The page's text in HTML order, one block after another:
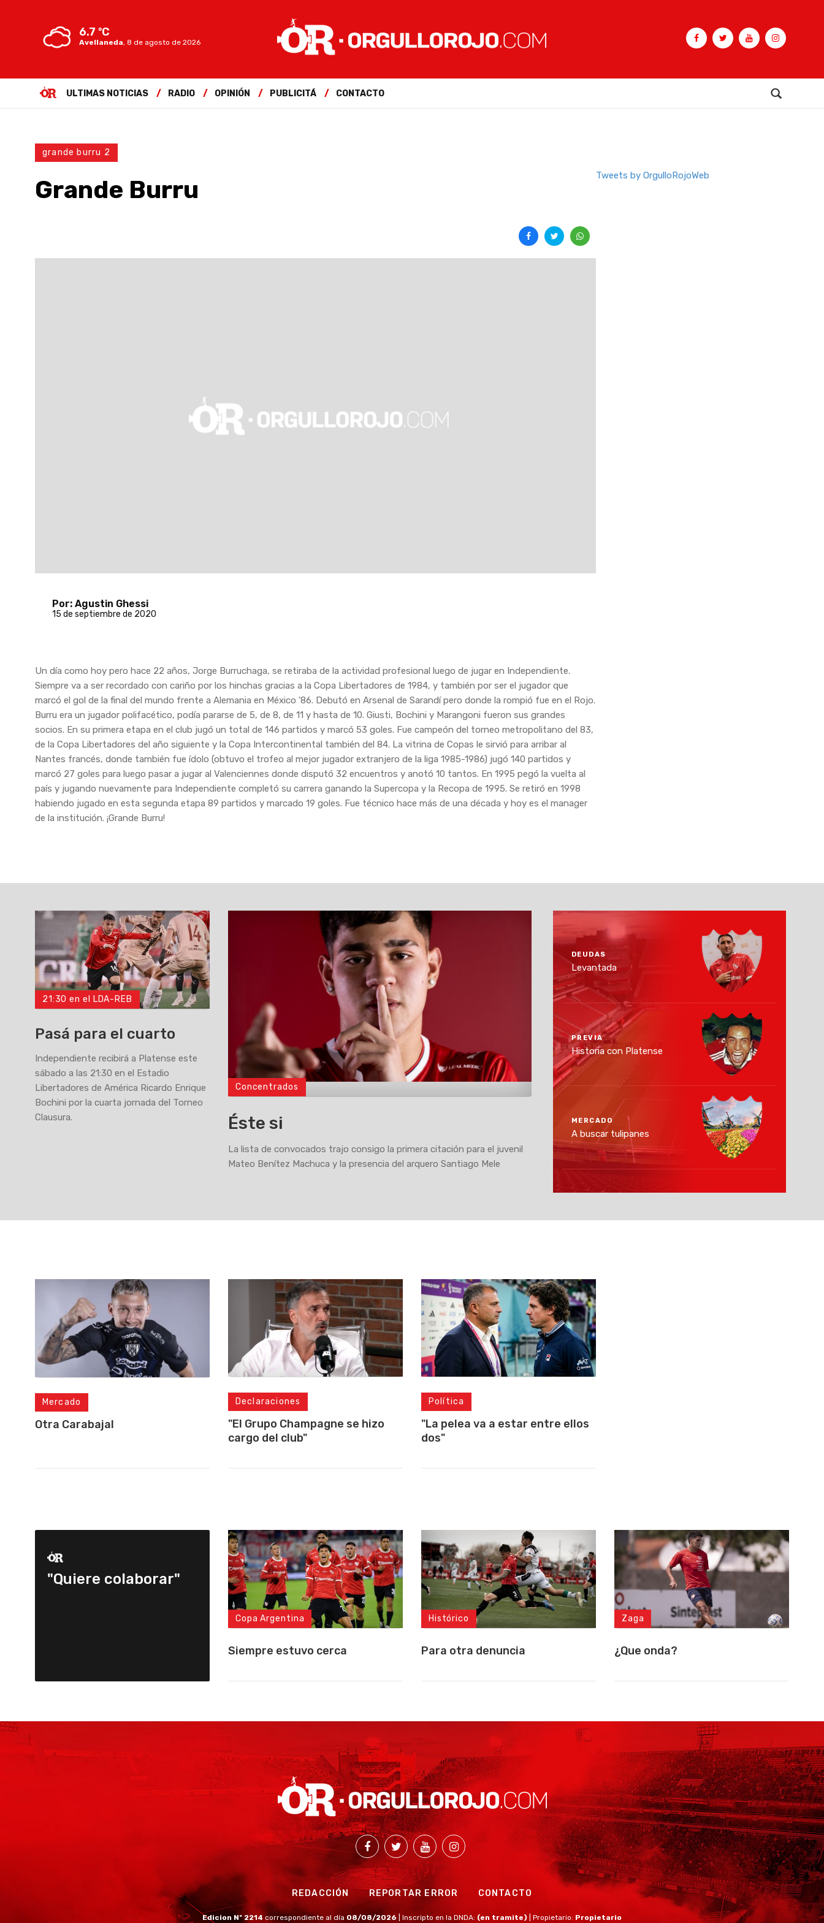
6.7 ºC
Avellaneda, 8 de agosto de 2026
ULTIMAS NOTICIAS RADIO OPINIÓN PUBLICITÁ CONTACTO
grande burru 2
Grande Burru
Por: Agustin Ghessi
15 de septiembre de 2020
Un día como hoy pero hace 22 años, Jorge Burruchaga, se retiraba de la actividad profesional luego de jugar en Independiente.
Siempre va a ser recordado con cariño por los hinchas gracias a la Copa Libertadores de 1984, y también por ser el jugador que
marcó el gol de la final del mundo frente a Alemania en México '86. Debutó en Arsenal de Sarandí pero donde la rompió fue en el Rojo.
Burru era un jugador polifacético, podía pararse de 5, de 8, de 11 y hasta de 10. Giusti, Bochini y Marangoni fueron sus grandes
socios. En su primera etapa en el club jugó un total de 146 partidos y marcó 53 goles. Fue campeón del torneo metropolitano del 83,
de la Copa Libertadores del año siguiente y la Copa Intercontinental también del 84. La vitrina de Copas le sirvió para arribar al
Nantes francés, donde también fue ídolo (obtuvo el trofeo al mejor jugador extranjero de la liga 1985-1986) jugó 140 partidos y
marcó 27 goles para luego pasar a jugar al Valenciennes donde disputó 32 encuentros y anotó 10 tantos. En 1995 pegó la vuelta al
país y jugando nuevamente para Independiente completó su carrera ganando la Supercopa y la Recopa de 1995. Se retiró en 1998
habiendo jugado en esta segunda etapa 89 partidos y marcado 19 goles. Fue técnico hace más de una década y hoy es el manager
de la institución. ¡Grande Burru!
Tweets by OrgulloRojoWeb
21:30 en el LDA-REB
Pasá para el cuarto
Independiente recibirá a Platense este
sábado a las 21:30 en el Estadio
Libertadores de América Ricardo Enrique
Bochini por la cuarta jornada del Torneo
Clausura.
Concentrados
Éste si
La lista de convocados trajo consigo la primera citación para el juvenil
Mateo Benítez Machuca y la presencia del arquero Santiago Mele
DEUDAS
Levantada
PREVIA
Historia con Platense
MERCADO
A buscar tulipanes
Mercado
Otra Carabajal
Declaraciones
"El Grupo Champagne se hizo
cargo del club"
Política
"La pelea va a estar entre ellos
dos"
"Quiere colaborar"
Copa Argentina
Siempre estuvo cerca
Histórico
Para otra denuncia
Zaga
¿Que onda?
REDACCIÓN REPORTAR ERROR CONTACTO
Edicion Nº 2214 correspondiente al día 08/08/2026 | Inscripto en la DNDA: (en tramite) | Propietario: Propietario